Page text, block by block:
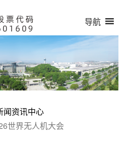
导航
闻资讯中心
世界无人机大会